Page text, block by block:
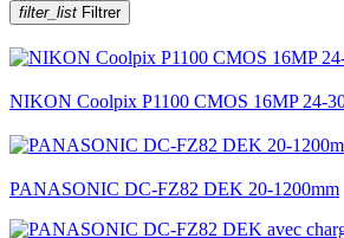
filter_list Filtrer
NIKON Coolpix P1100 CMOS 16MP 24-
PANASONIC DC-FZ82 DEK 20-1200mm